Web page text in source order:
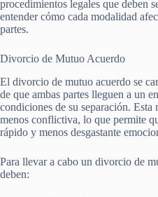
procedimientos legales que deben
entender cómo cada modalidad
partes.
Divorcio de Mutuo Acuerdo
El divorcio de mutuo acuerdo se
de que ambas partes lleguen a un
condiciones de su separación. Esta
menos conflictiva, lo que permite
rápido y menos desgastante
Para llevar a cabo un divorcio de
deben: